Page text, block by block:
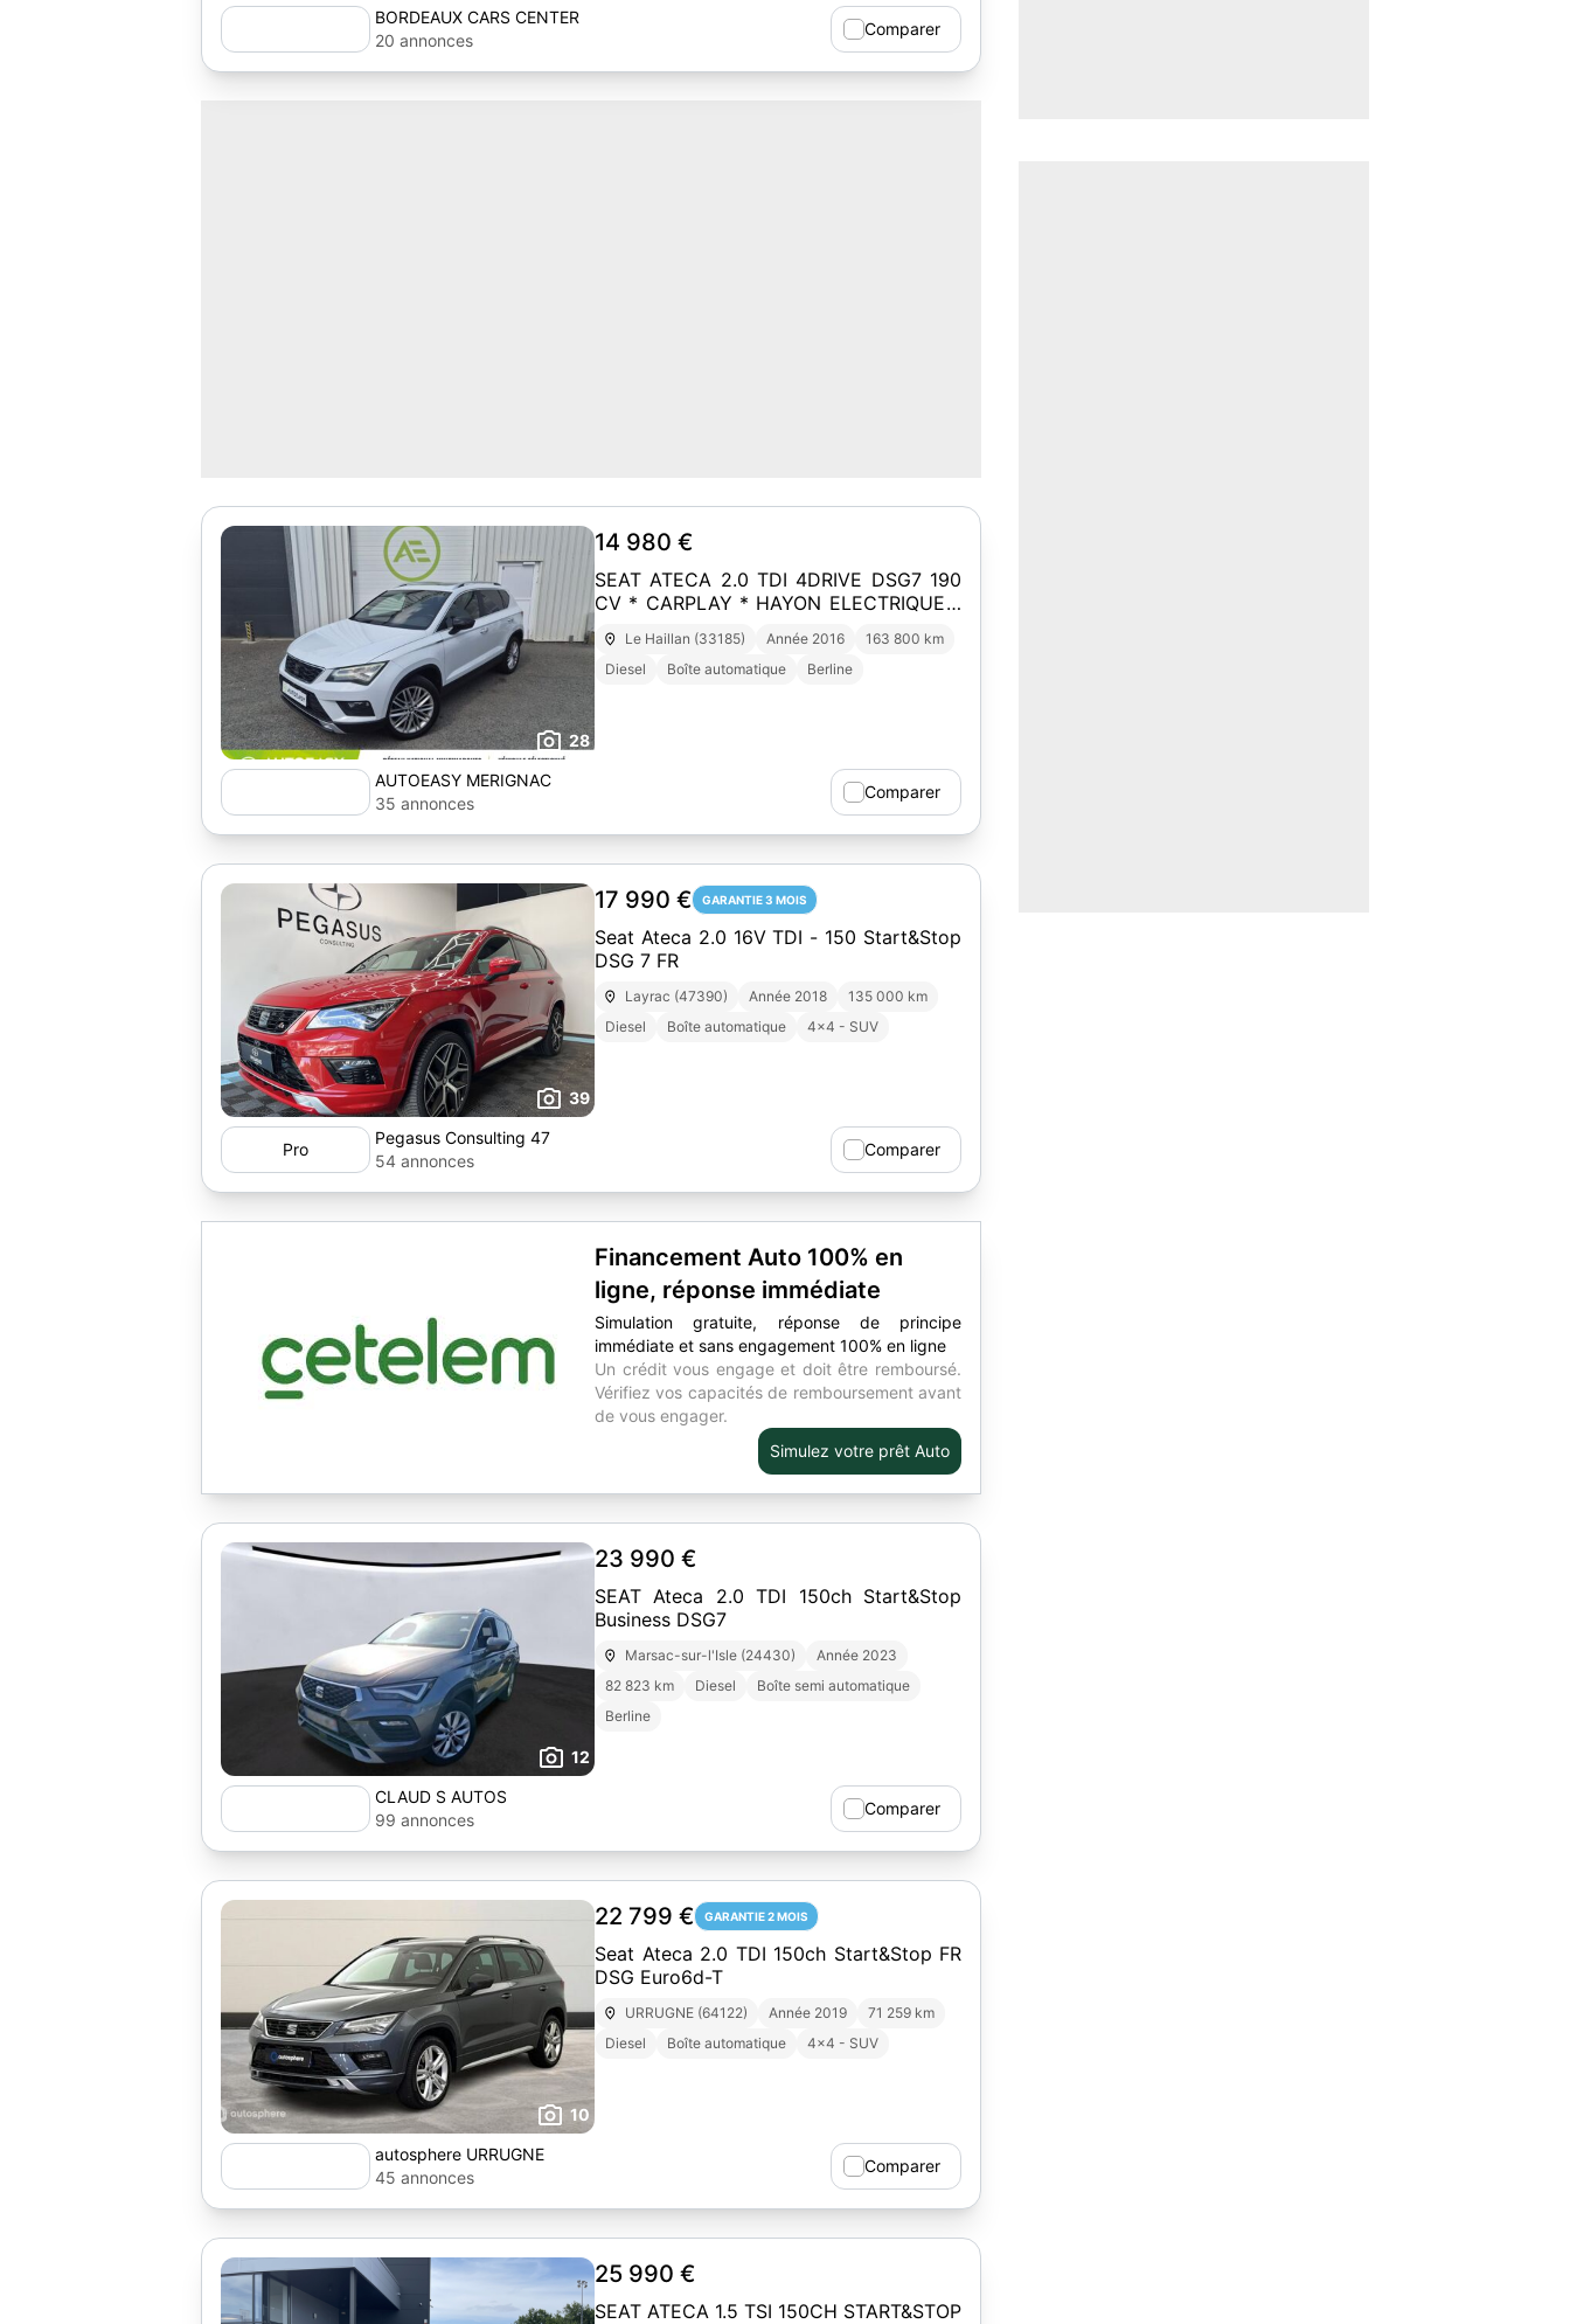
BORDEAUX CARS CENTER
20 annonces
Comparer
28
14 980 €
SEAT ATECA 2.0 TDI 4DRIVE DSG7 190
CV * CARPLAY * HAYON ELECTRIQUE *
CT OK 14980 euros
Le Haillan (33185) Année 2016
163 800 km
Diesel
Boîte automatique Berline
AUTOEASY MERIGNAC
35 annonces
Comparer
39
17 990 € GARANTIE 3 MOIS
Seat Ateca 2.0 16V TDI - 150 Start&Stop
DSG 7 FR
Layrac (47390) Année 2018
135 000 km
Diesel
Boîte automatique 4x4 - SUV
Pro
Pegasus Consulting 47
54 annonces
Comparer
Financement Auto 100% en
ligne, réponse immédiate
Simulation gratuite, réponse de principe
immédiate et sans engagement 100% en ligne
Un crédit vous engage et doit être remboursé.
Vérifiez vos capacités de remboursement avant
de vous engager.
Simulez votre prêt Auto
12
23 990 €
SEAT Ateca 2.0 TDI 150ch Start&Stop
Business DSG7
Marsac-sur-l'Isle (24430)
Année 2023
82 823 km
Diesel
Boîte semi automatique
Berline
CLAUD S AUTOS
99 annonces
Comparer
10
22 799 € GARANTIE 2 MOIS
Seat Ateca 2.0 TDI 150ch Start&Stop FR
DSG Euro6d-T
URRUGNE (64122) Année 2019
71 259 km
Diesel
Boîte automatique 4x4 - SUV
autosphere URRUGNE
45 annonces
Comparer
25 990 €
SEAT ATECA 1.5 TSI 150CH START&STOP